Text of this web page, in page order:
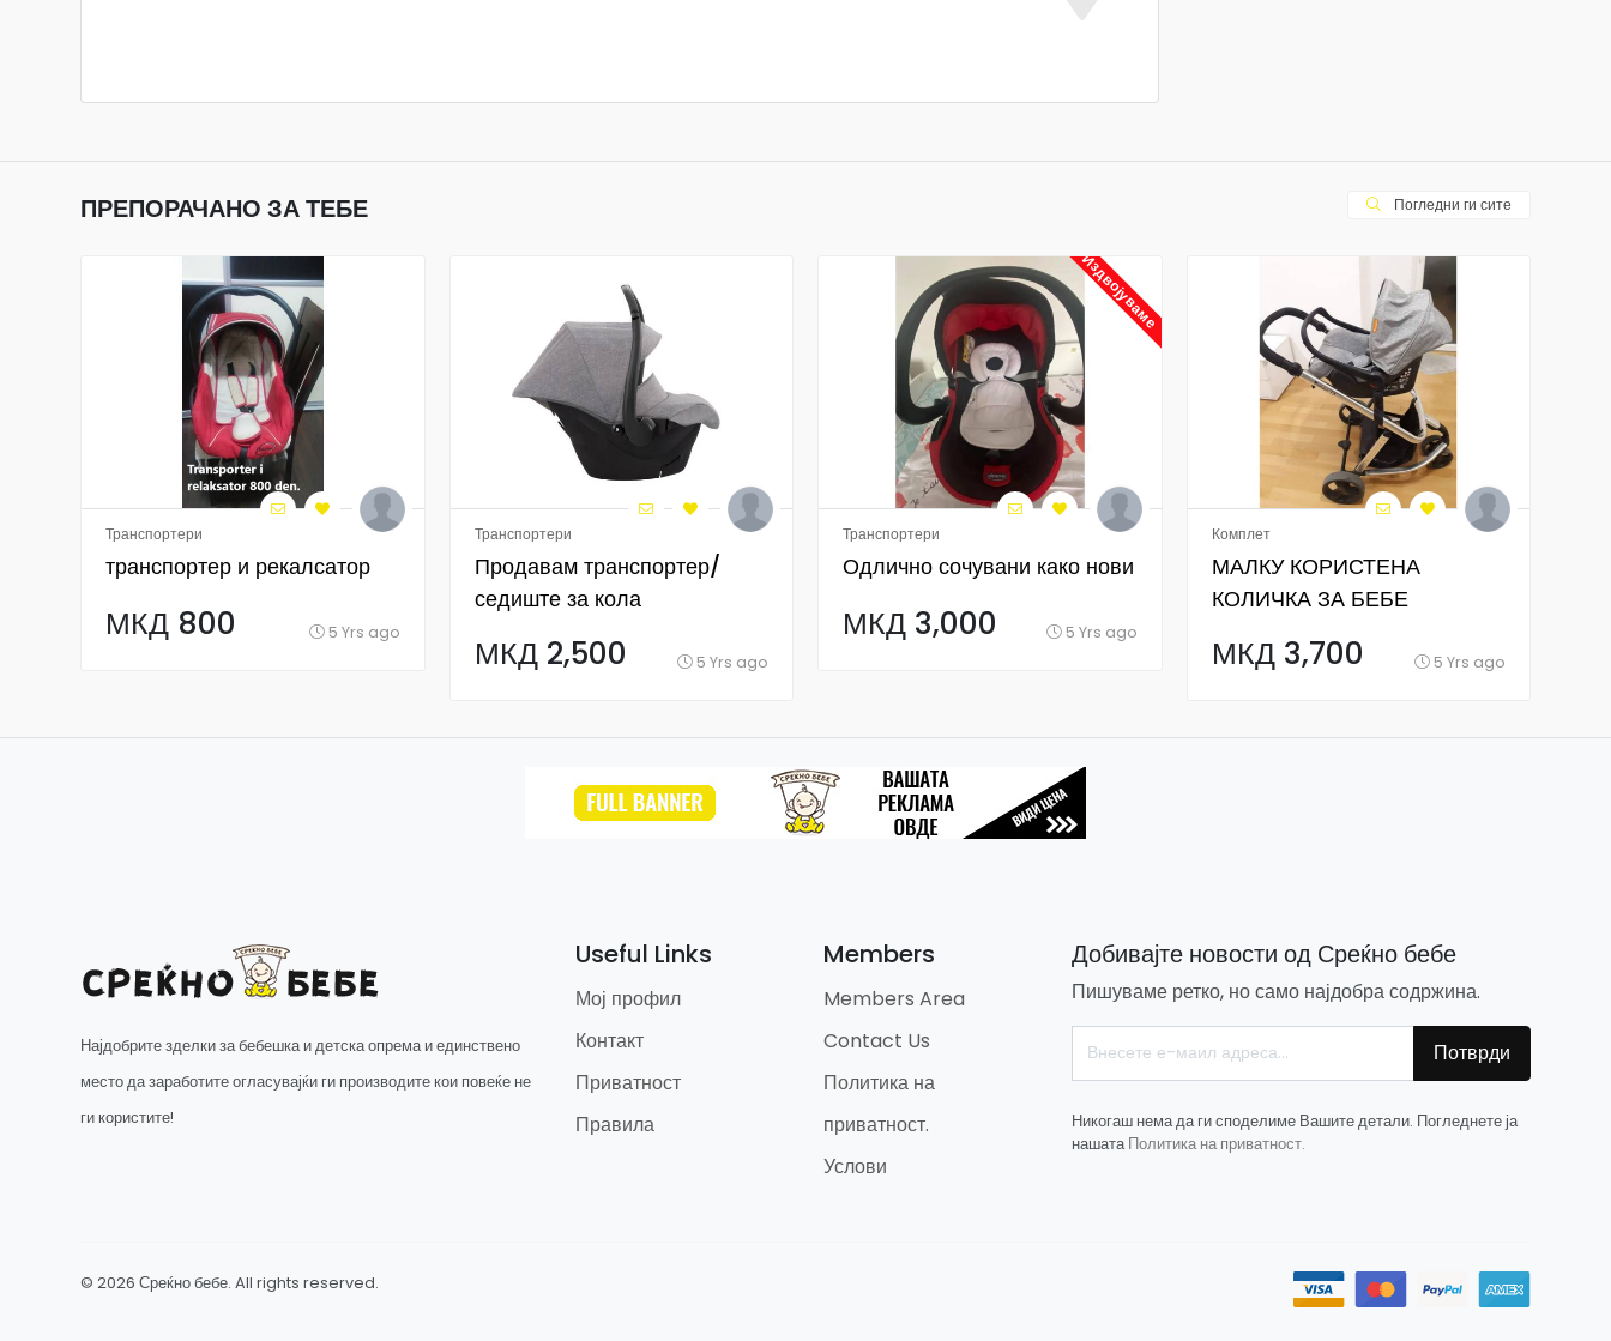
Погледни ги сите
ПРЕПОРАЧАНО ЗА ТЕБЕ
Транспортери
транспортер и рекалсатор
МКД 800 5 Yrs ago
Транспортери
Продавам транспортер/
седиште за кола
МКД 2,500 5 Yrs ago
Издвојуваме
Транспортери
Одлично сочувани како нови
МКД 3,000 5 Yrs ago
Комплет
МАЛКУ КОРИСТЕНА
КОЛИЧКА ЗА БЕБЕ
МКД 3,700 5 Yrs ago
Најдобрите зделки за бебешка и детска опрема и единствено
место да заработите огласувајќи ги производите кои повеќе не
ги користите!
Useful Links
Мој профил
Контакт
Приватност
Правила
Members
Members Area
Contact Us
Политика на
приватност.
Услови
Добивајте новости од Среќно бебе
Пишуваме ретко, но само најдобра содржина.
Потврди
Никогаш нема да ги споделиме Вашите детали. Погледнете ја
нашатаПолитика на приватност.
© 2026 Среќно бебе. All rights reserved.